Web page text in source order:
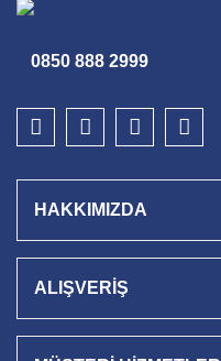
0850 888 2999
HAKKIMIZDA
ALIŞVERİŞ